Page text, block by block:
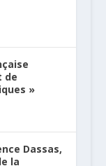
de
»
Dassas,
la